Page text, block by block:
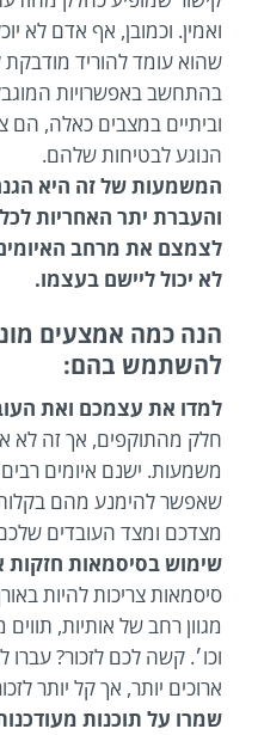
ואמין. וכמובן, אף אדם לא
שהוא עומד להוריד
בהתחשב באפשרויות
וביתיים במצבים כאלה, הם
הנוגע לבטיחות שלהם.
המשמעות של זה היא
והעברת יתר האחריות
לצמצם את מרחב
לא יכול ליישם בעצמו.
הנה כמה אמצעים
להשתמש בהם:
למדו את עצמכם ואת
חלק מהתוקפים, אך זה לא
משמעות. ישנם איומים רבים
שאפשר להימנע מהם
מצדכם ומצד העובדים
שימוש בסיסמאות חזקות
מגוון רחב של אותיות,
וכו׳. קשה לכם לזכור?
ארוכים יותר, אך קל יותר
שמרו על תוכנות